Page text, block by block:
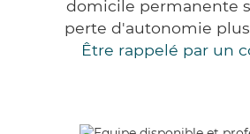
domicile permanente
perte d'autonomie plus
Être rappelé par un